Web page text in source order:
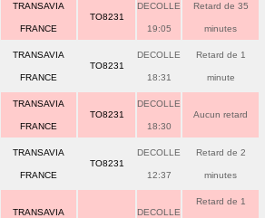
TRANSAVIA
FRANCE
TO8231
DECOLLE
19:05
Retard de 35
minutes
TRANSAVIA
FRANCE
TO8231
DECOLLE
18:31
Retard de 1
minute
TRANSAVIA
FRANCE
TO8231
DECOLLE
18:30
Aucun retard
TRANSAVIA
FRANCE
TO8231
DECOLLE
12:37
Retard de 2
minutes
TRANSAVIA DECOLLE
Retard de 1